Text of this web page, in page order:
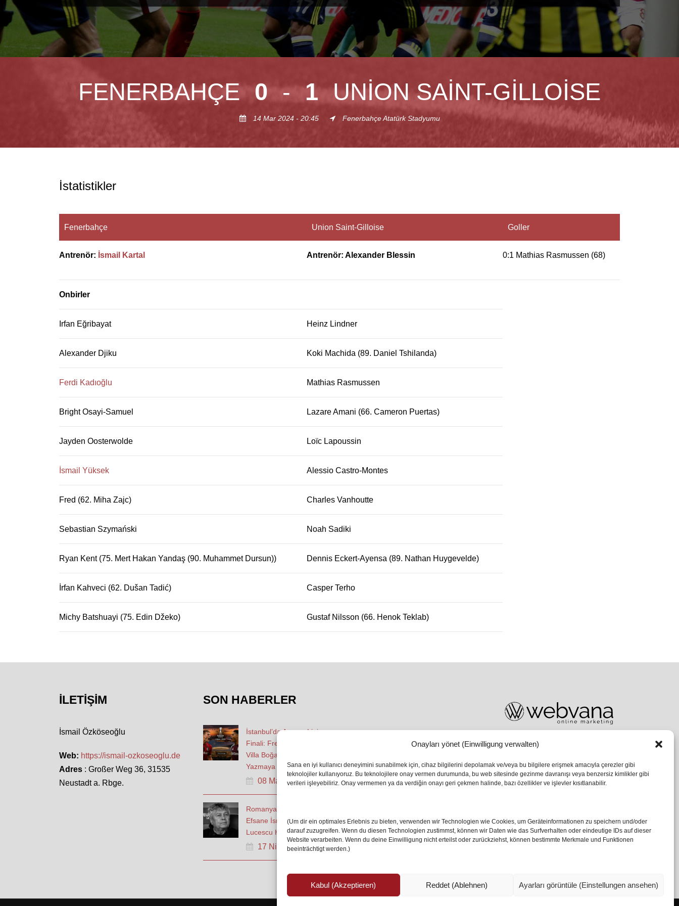
Onayları yönet (Einwilligung verwalten)
Sana en iyi kullanıcı deneyimini sunabilmek için, cihaz bilgilerini depolamak ve/veya bu bilgilere erişmek amacıyla çerezler gibi
teknolojiler kullanıyoruz. Bu teknolojilere onay vermen durumunda, bu web sitesinde gezinme davranışı veya benzersiz kimlikler gibi
verileri işleyebiliriz. Onay vermemen ya da verdiğin onayı geri çekmen halinde, bazı özellikler ve işlevler kısıtlanabilir.
(Um dir ein optimales Erlebnis zu bieten, verwenden wir Technologien wie Cookies, um Geräteinformationen zu speichern und/oder
darauf zuzugreifen. Wenn du diesen Technologien zustimmst, können wir Daten wie das Surfverhalten oder eindeutige IDs auf dieser
Website verarbeiten. Wenn du deine Einwilligung nicht erteilst oder zurückziehst, können bestimmte Merkmale und Funktionen
beeinträchtigt werden.)
Kabul (Akzeptieren) Reddet (Ablehnen) Ayarları görüntüle (Einstellungen ansehen)
FENERBAHÇE 0 - 1 UNION SAINT-GILLOISE
14 Mar 2024 - 20:45 Fenerbahçe Atatürk Stadyumu
İstatistikler
Fenerbahçe Union Saint-Gilloise Goller
Antrenör: İsmail Kartal Antrenör: Alexander Blessin 0:1 Mathias Rasmussen (68)
Onbirler
Irfan Eğribayat Heinz Lindner
Alexander Djiku Koki Machida (89. Daniel Tshilanda)
Ferdi Kadıoğlu Mathias Rasmussen
Bright Osayi-Samuel Lazare Amani (66. Cameron Puertas)
Jayden Oosterwolde Loïc Lapoussin
İsmail Yüksek Alessio Castro-Montes
Fred (62. Miha Zajc) Charles Vanhoutte
Sebastian Szymański Noah Sadiki
Ryan Kent (75. Mert Hakan Yandaş (90. Muhammet Dursun)) Dennis Eckert-Ayensa (89. Nathan Huygevelde)
İrfan Kahveci (62. Dušan Tadić) Casper Terho
Michy Batshuayi (75. Edin Džeko) Gustaf Nilsson (66. Henok Teklab)
İLETIŞIM
İsmail Özköseoğlu
Web: https://ismail-ozkoseoglu.de
Adres : Großer Weg 36, 31535
Neustadt a. Rbge.
SON HABERLER
İstanbul’da Avrupa Ligi
Finali: Freiburg ve Aston
Villa Boğaz’da Tarih
Yazmaya Hazırlanıyor
08 May 2026
Romanya Futbolunun
Efsane İsmi Mircea
Lucescu Hayatını Kaybetti
17 Nis 2026